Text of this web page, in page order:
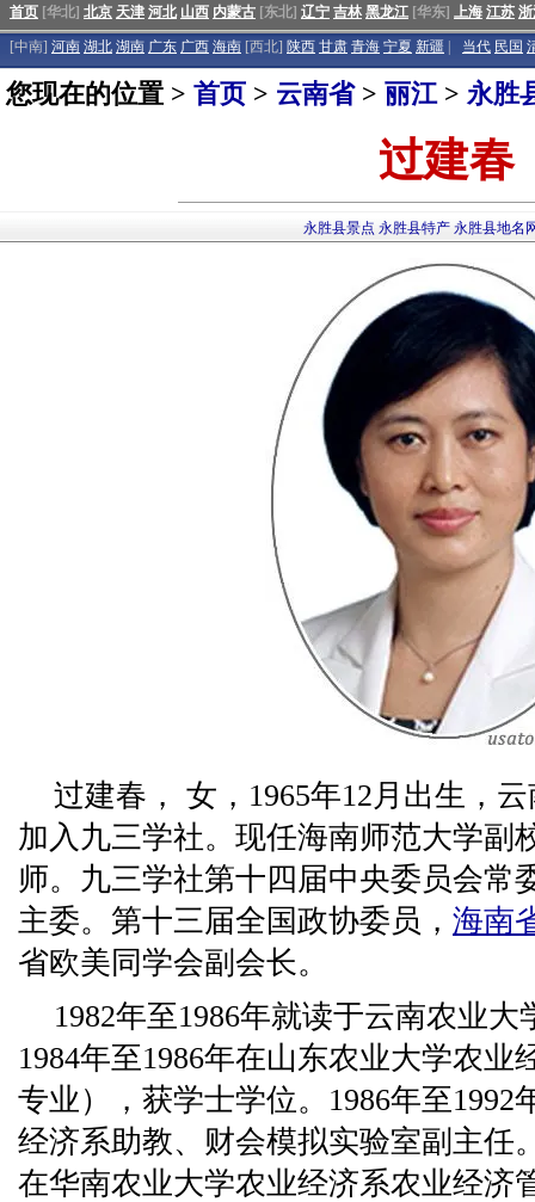
首页 [华北] 北京 天津 河北 山西 内蒙古 [东北] 辽宁 吉林 黑龙江 [华东] 上海 江苏
[中南] 河南 湖北 湖南 广东 广西 海南 [西北] 陕西 甘肃 青海 宁夏 新疆 当代 民国
您现在的位置 > 首页 > 云南省> 丽江> 永胜
过建春
永胜县景点 永胜县特产 永胜县地名
过建春， 女，1965年12月出生，
加入九三学社。现任海南师范大学副
师。九三学社第十四届中央委员会常
主委。第十三届全国政协委员， 海南
省欧美同学会副会长。
1982年至1986年就读于云南农业
1984年至1986年在山东农业大学农
专业），获学士学位。1986年至1992
经济系助教、财会模拟实验室副主任
在华南农业大学农业经济系农业经济